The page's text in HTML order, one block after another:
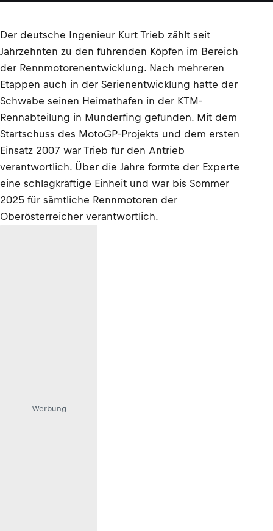
Der deutsche Ingenieur Kurt Trieb zählt seit
Jahrzehnten zu den führenden Köpfen im Bereich
der Rennmotorenentwicklung. Nach mehreren
Etappen auch in der Serienentwicklung hatte der
Schwabe seinen Heimathafen in der KTM-
Rennabteilung in Munderfing gefunden. Mit dem
Startschuss des MotoGP-Projekts und dem ersten
Einsatz 2007 war Trieb für den Antrieb
verantwortlich. Über die Jahre formte der Experte
eine schlagkräftige Einheit und war bis Sommer
2025 für sämtliche Rennmotoren der
Oberösterreicher verantwortlich.
Werbung